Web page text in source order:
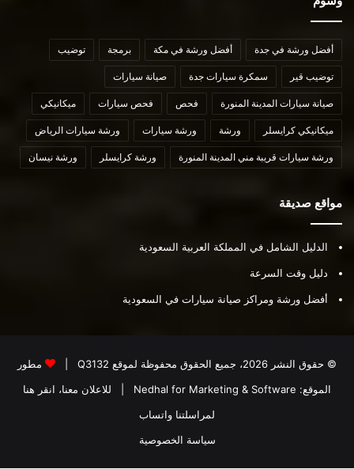
أفضل ورشة في جدة أفضل ورشة في مكة برمجة توضيب
توضيب قير سمكرة سيارات جدة صيانة سيارات
صيانة سيارات المدينة المنورة فحص فحص سيارات ميكانيكي
ميكانيكي كرايسلر ورشة ورشة سيارات ورشة سيارات الرياض
ورشة سيارات قريبة مني المدينة المنورة ورشة كرايسلر ورشة نيسان
مواقع صديقة
الدليل الشامل في المملكة العربية السعودية
دليل وقت السرعة
أفضل ورشة ومراكز صيانة سيارات في السعودية
© حقوق النشر 2026، جميع الحقوق محفوظة لموقع Q3132
مطور
الموقع: Nedhal for Marketing & Software
للاعلان معنا، انقر هنا
لمراسلتنا واتساب
سياسة الخصوصية